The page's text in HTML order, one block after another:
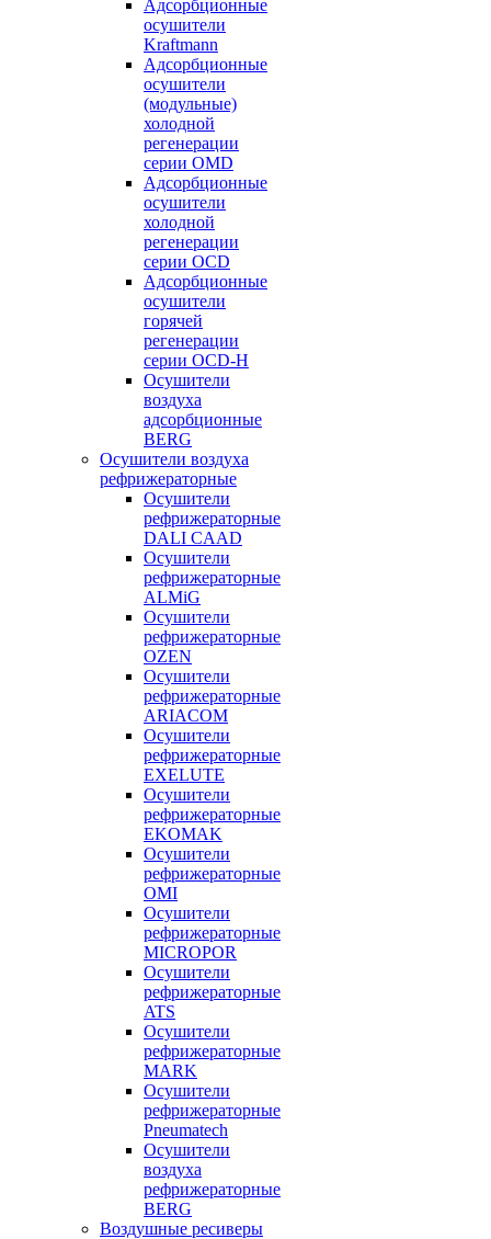
Адсорбционные
осушители
Kraftmann
Адсорбционные
осушители
(модульные)
холодной
регенерации
серии OMD
Адсорбционные
осушители
холодной
регенерации
серии OCD
Адсорбционные
осушители
горячей
регенерации
серии OСD-H
Осушители
воздуха
адсорбционные
BERG
Осушители воздуха
рефрижераторные
Осушители
рефрижераторные
DALI CAAD
Осушители
рефрижераторные
ALMiG
Осушители
рефрижераторные
OZEN
Осушители
рефрижераторные
ARIACOM
Осушители
рефрижераторные
EXELUTE
Осушители
рефрижераторные
EKOMAK
Осушители
рефрижераторные
OMI
Осушители
рефрижераторные
MICROPOR
Осушители
рефрижераторные
ATS
Осушители
рефрижераторные
MARK
Осушители
рефрижераторные
Pneumatech
Осушители
воздуха
рефрижераторные
BERG
Воздушные ресиверы